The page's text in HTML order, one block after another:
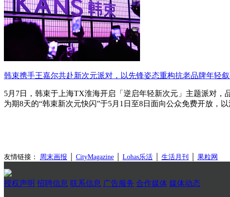
韩束携手王嘉尔共赴新次元派对，以先锋姿态重构抗老品牌年轻
5月7日，韩束于上海TX淮海开启「逆启年轻新次元」主题派对
为期8天的“韩束新次元快闪”于5月1日至8日面向公众免费开放，
友情链接： 周末画报 CityMagazine Lohas乐活 生活月刊 果粒网
授权声明 招聘信息 联系信息 广告服务 合作媒体 媒体动态